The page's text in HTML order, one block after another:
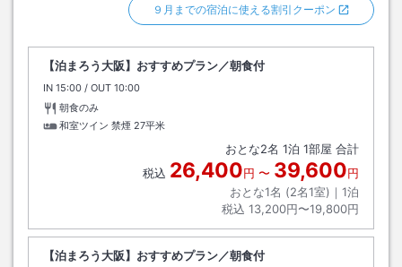
９月までの宿泊に使える割引クーポン
【泊まろう大阪】おすすめプラン／朝食付
IN チェックイン
15:00 / OUT チェックアウト
10:00
朝食のみ
和室ツイン 禁煙 27平米
おとな2名 1泊 1部屋 合計
税込 26,400円 〜 39,600円
おとな1名 (2名1室)｜ 1泊
税込 13,200円〜19,800円
【泊まろう大阪】おすすめプラン／朝食付